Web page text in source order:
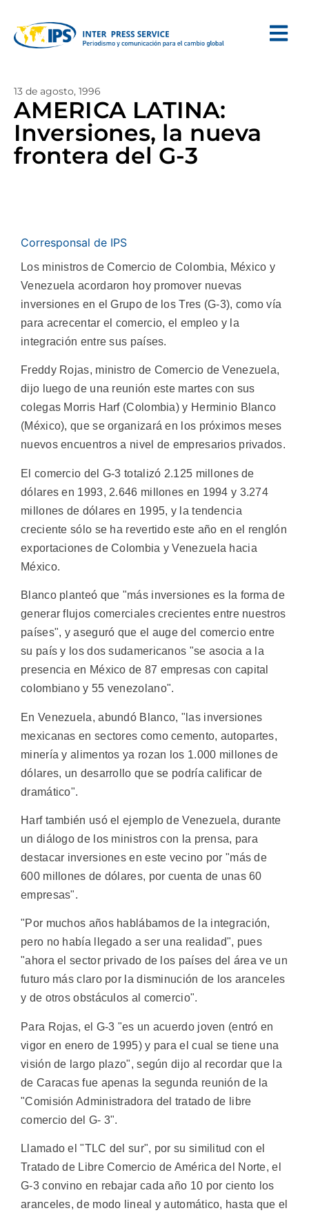
13 de agosto, 1996
AMERICA LATINA:
Inversiones, la nueva
frontera del G-3
Corresponsal de IPS
Los ministros de Comercio de Colombia, México y
Venezuela acordaron hoy promover nuevas
inversiones en el Grupo de los Tres (G-3), como vía
para acrecentar el comercio, el empleo y la
integración entre sus países.
Freddy Rojas, ministro de Comercio de Venezuela,
dijo luego de una reunión este martes con sus
colegas Morris Harf (Colombia) y Herminio Blanco
(México), que se organizará en los próximos meses
nuevos encuentros a nivel de empresarios privados.
El comercio del G-3 totalizó 2.125 millones de
dólares en 1993, 2.646 millones en 1994 y 3.274
millones de dólares en 1995, y la tendencia
creciente sólo se ha revertido este año en el renglón
exportaciones de Colombia y Venezuela hacia
México.
Blanco planteó que "más inversiones es la forma de
generar flujos comerciales crecientes entre nuestros
países", y aseguró que el auge del comercio entre
su país y los dos sudamericanos "se asocia a la
presencia en México de 87 empresas con capital
colombiano y 55 venezolano".
En Venezuela, abundó Blanco, "las inversiones
mexicanas en sectores como cemento, autopartes,
minería y alimentos ya rozan los 1.000 millones de
dólares, un desarrollo que se podría calificar de
dramático".
Harf también usó el ejemplo de Venezuela, durante
un diálogo de los ministros con la prensa, para
destacar inversiones en este vecino por "más de
600 millones de dólares, por cuenta de unas 60
empresas".
"Por muchos años hablábamos de la integración,
pero no había llegado a ser una realidad", pues
"ahora el sector privado de los países del área ve un
futuro más claro por la disminución de los aranceles
y de otros obstáculos al comercio".
Para Rojas, el G-3 "es un acuerdo joven (entró en
vigor en enero de 1995) y para el cual se tiene una
visión de largo plazo", según dijo al recordar que la
de Caracas fue apenas la segunda reunión de la
"Comisión Administradora del tratado de libre
comercio del G- 3".
Llamado el "TLC del sur", por su similitud con el
Tratado de Libre Comercio de América del Norte, el
G-3 convino en rebajar cada año 10 por ciento los
aranceles, de modo lineal y automático, hasta que el